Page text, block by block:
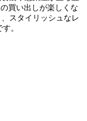
買い出しが楽しくな
スタイリッシュなレ
。